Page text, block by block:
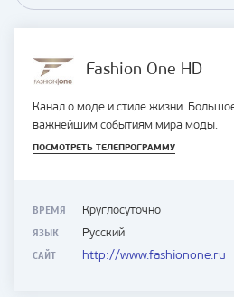
Fashion One HD
Канал о моде и стиле жизни.
важнейшим событиям мира моды.
ПОСМОТРЕТЬ ТЕЛЕПРОГРАММУ
ВРЕМЯ Круглосуточно
ЯЗЫК Русский
САЙТ http://www.fashionone.ru